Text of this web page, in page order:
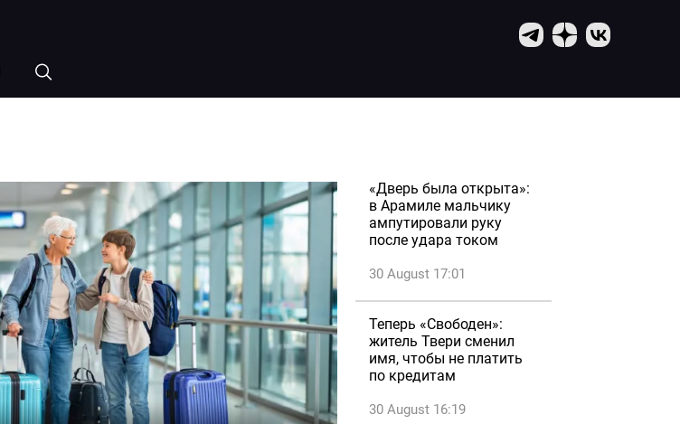
«Дверь была открыта»:
в Арамиле мальчику
ампутировали руку
после удара током
30 August 17:01
Теперь «Свободен»:
житель Твери сменил
имя, чтобы не платить
по кредитам
30 August 16:19